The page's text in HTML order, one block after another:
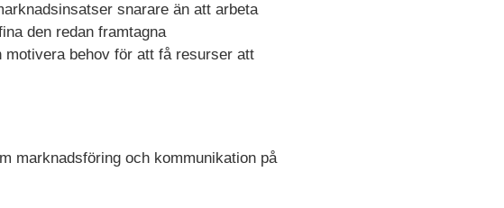
snarare än att arbeta
den redan framtagna
behov för att få resurser att
marknadsföring och kommunikation på